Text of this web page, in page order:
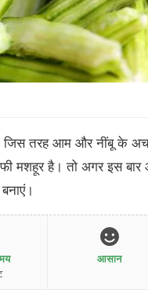
जिस तरह आम और नींबू के
मशहूर है। तो अगर इस
आसान